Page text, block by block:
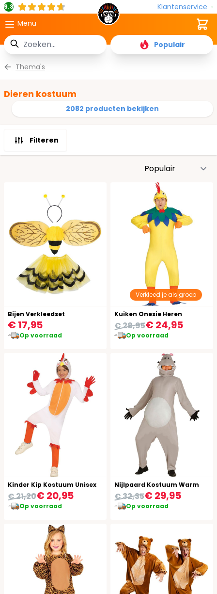
9.3
Klantenservice
Menu
Zoek
Populair
Cart
Thema's
Dieren kostuum
2082 producten bekijken
Filteren
Bijen Verkleedset
€ 17,95
Op voorraad
Verkleed je als groep
Kuiken Onesie Heren
€ 24,95
€ 28,95
Op voorraad
Kinder Kip Kostuum Unisex
€ 20,95
€ 21,20
Op voorraad
Nijlpaard Kostuum Warm
€ 29,95
€ 32,35
Op voorraad